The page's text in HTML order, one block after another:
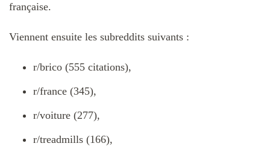
française.
Viennent ensuite les subreddits suivants :
r/brico (555 citations),
r/france (345),
r/voiture (277),
r/treadmills (166),